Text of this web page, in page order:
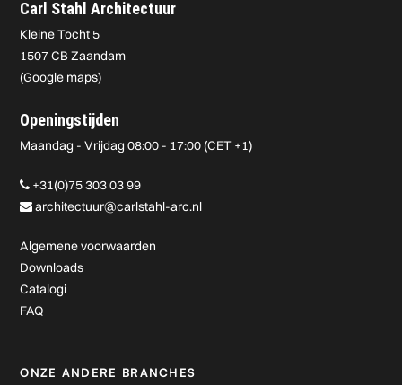
Carl Stahl Architectuur
Kleine Tocht 5
1507 CB Zaandam
(Google maps)
Openingstijden
Maandag - Vrijdag 08:00 - 17:00 (CET +1)
+31(0)75 303 03 99
architectuur@carlstahl-arc.nl
Algemene voorwaarden
Downloads
Catalogi
FAQ
ONZE ANDERE BRANCHES